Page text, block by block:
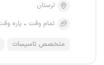
لرستان
تمام وقت
پاره
متخصص تاسیسات